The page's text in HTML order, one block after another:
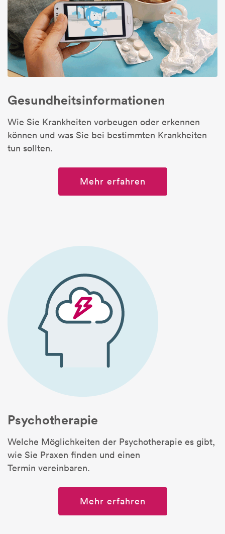
Gesundheitsinfor­mationen
Wie Sie Krankheiten vorbeugen oder erkennen
können und was Sie bei bestimmten Krankheiten
tun sollten.
Mehr erfahren
Psychotherapie
Welche Möglichkeiten der Psychotherapie es gibt,
wie Sie Praxen finden und einen
Termin vereinbaren.
Mehr erfahren